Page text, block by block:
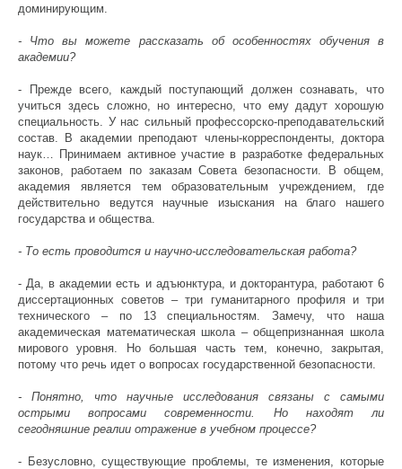
доминирующим.
- Что вы можете рассказать об особенностях обучения в
академии?
- Прежде всего, каждый поступающий должен сознавать, что
учиться здесь сложно, но интересно, что ему дадут хорошую
специальность. У нас сильный профессорско-преподавательский
состав. В академии преподают члены-корреспонденты, доктора
наук… Принимаем активное участие в разработке федеральных
законов, работаем по заказам Совета безопасности. В общем,
академия является тем образовательным учреждением, где
действительно ведутся научные изыскания на благо нашего
государства и общества.
- То есть проводится и научно-исследовательская работа?
- Да, в академии есть и адъюнктура, и докторантура, работают 6
диссертационных советов – три гуманитарного профиля и три
технического – по 13 специальностям. Замечу, что наша
академическая математическая школа – общепризнанная школа
мирового уровня. Но большая часть тем, конечно, закрытая,
потому что речь идет о вопросах государственной безопасности.
- Понятно, что научные исследования связаны с самыми
острыми вопросами современности. Но находят ли
сегодняшние реалии отражение в учебном процессе?
- Безусловно, существующие проблемы, те изменения, которые